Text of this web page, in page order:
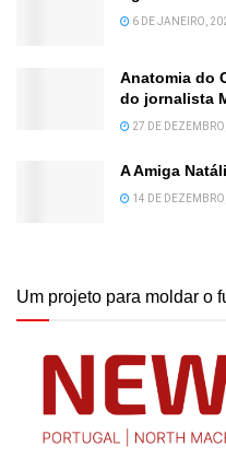
6 DE JANEIRO,
Anatomia do
do jornalista
27 DE
A Amiga
14 DE
Um projeto para moldar o